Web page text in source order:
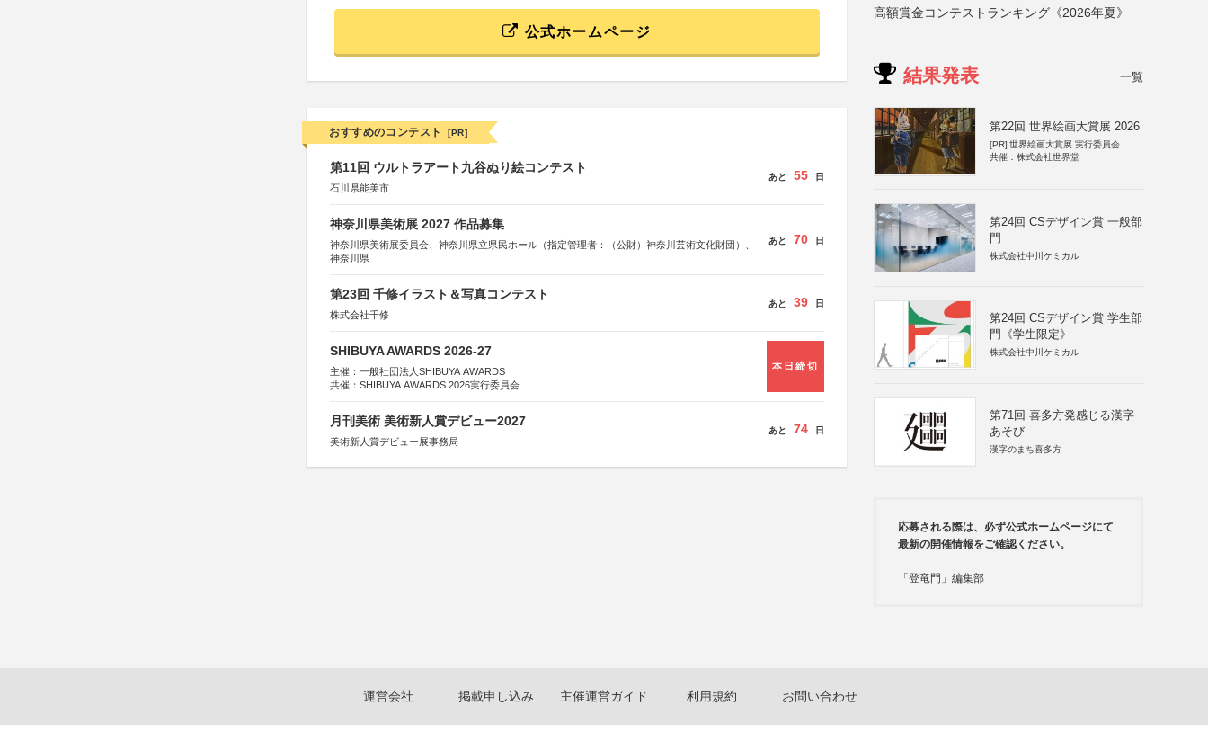
公式ホームページ
おすすめのコンテスト [PR]
第11回 ウルトラアート九谷ぬり絵コンテスト
石川県能美市
あと 55 日
神奈川県美術展 2027 作品募集
神奈川県美術展委員会、神奈川県立県民ホール（指定管理者：（公財）神奈川芸術文化財団）、
神奈川県
あと 70 日
第23回 千修イラスト＆写真コンテスト
株式会社千修
あと 39 日
SHIBUYA AWARDS 2026-27
主催：一般社団法人SHIBUYA AWARDS
共催：SHIBUYA AWARDS 2026実行委員会
本日締切
月刊美術 美術新人賞デビュー2027
美術新人賞デビュー展事務局
あと 74 日
高額賞金コンテストランキング《2026年夏》
結果発表 一覧
第22回 世界絵画大賞展 2026
[PR] 世界絵画大賞展 実行委員会
共催：株式会社世界堂
第24回 CSデザイン賞 一般部
門
株式会社中川ケミカル
第24回 CSデザイン賞 学生部
門《学生限定》
株式会社中川ケミカル
第71回 喜多方発感じる漢字
あそび
漢字のまち喜多方
応募される際は、必ず公式ホームページにて
最新の開催情報をご確認ください。
「登竜門」編集部
運営会社 掲載申し込み 主催運営ガイド 利用規約 お問い合わせ